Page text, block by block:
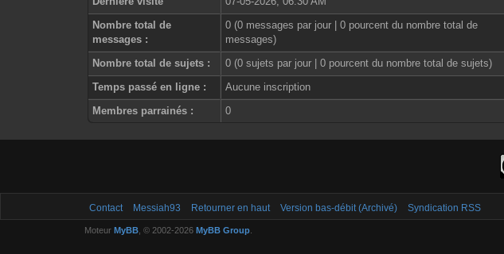
Nombre total de
messages :
0 (0 messages par jour | 0 pourcent du nombre total de
messages)
Nombre total de sujets :
0 (0 sujets par jour | 0 pourcent du nombre total de sujets)
Temps passé en ligne :
Aucune inscription
Membres parrainés :
0
Contact Messiah93 Retourner en haut Version bas-débit (Archivé) Syndication RSS
Moteur MyBB, © 2002-2026 MyBB Group.